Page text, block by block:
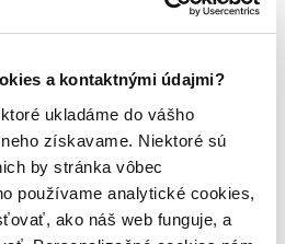
a kontaktnými údajmi?
ukladáme do vášho
získavame. Niektoré sú
by stránka vôbec
používame analytické cookies,
ako náš web funguje, a
Buch. Basierend auf
Wissen um die antike Tradition
Rhetorik, zeigt er, wie eng diese mit
und Moralvorstellungen verbunden
Zobraziť viac
Vypredané